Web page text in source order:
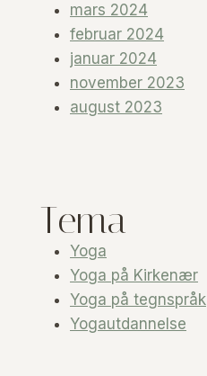
mars 2024
februar 2024
januar 2024
november 2023
august 2023
Tema
Yoga
Yoga på Kirkenær
Yoga på tegnspråk
Yogautdannelse